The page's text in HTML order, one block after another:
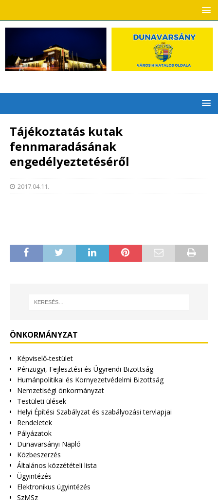
Tájékoztatás kutak
fennmaradásának
engedélyeztetéséről
2017.04.11.
ÖNKORMÁNYZAT
Képviselő-testület
Pénzügyi, Fejlesztési és Ügyrendi Bizottság
Humánpolitikai és Környezetvédelmi Bizottság
Nemzetiségi önkormányzat
Testületi ülések
Helyi Építési Szabályzat és szabályozási tervlapjai
Rendeletek
Pályázatok
Dunavarsányi Napló
Közbeszerzés
Általános közzétételi lista
Ügyintézés
Elektronikus ügyintézés
SzMSz